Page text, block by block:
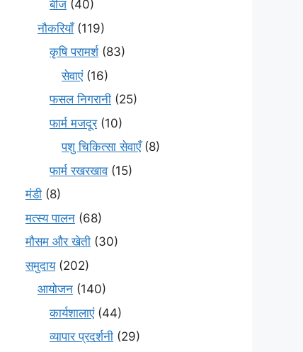
बीज (40)
नौकरियाँ(119)
कृषि परामर्श(83)
सेवाएं(16)
फसल निगरानी (25)
फार्म मजदूर(10)
पशु चिकित्सा सेवाएँ(8)
फार्म रखरखाव(15)
मंडी (8)
मत्स्य पालन (68)
मौसम और खेती (30)
समुदाय(202)
आयोजन (140)
कार्यशालाएं(44)
व्यापार प्रदर्शनी (29)